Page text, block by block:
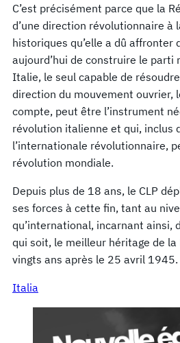
C’est précisément parce que la
d’une direction révolutionnaire à
historiques qu’elle a dû affronter
aujourd’hui de construire le parti
Italie, le seul capable de
direction du mouvement ouvrier,
compte, peut être l’instrument
révolution italienne et qui, inclus
l’internationale révolutionnaire,
révolution mondiale.
Depuis plus de 18 ans, le CLP
ses forces à cette fin, tant au
qu’international, incarnant ainsi,
qui soit, le meilleur héritage de
vingts ans après le 25 avril 1945.
Italia